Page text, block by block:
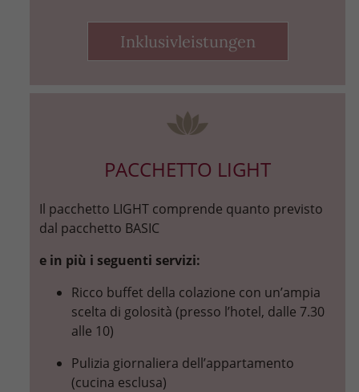
Inklusivleistungen
PACCHETTO LIGHT
Il pacchetto LIGHT comprende quanto previsto
dal pacchetto BASIC
e in più i seguenti servizi:
Ricco buffet della colazione con un’ampia
scelta di golosità (presso l’hotel, dalle 7.30
alle 10)
Pulizia giornaliera dell’appartamento
(cucina esclusa)